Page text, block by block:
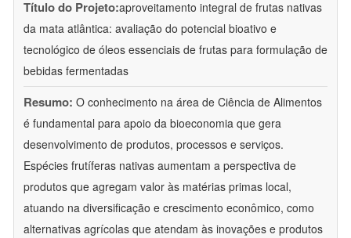
Título do Projeto:aproveitamento integral de frutas nativas
da mata atlântica: avaliação do potencial bioativo e
tecnológico de óleos essenciais de frutas para formulação de
bebidas fermentadas
Resumo: O conhecimento na área de Ciência de Alimentos
é fundamental para apoio da bioeconomia que gera
desenvolvimento de produtos, processos e serviços.
Espécies frutíferas nativas aumentam a perspectiva de
produtos que agregam valor às matérias primas local,
atuando na diversificação e crescimento econômico, como
alternativas agrícolas que atendam às inovações e produtos